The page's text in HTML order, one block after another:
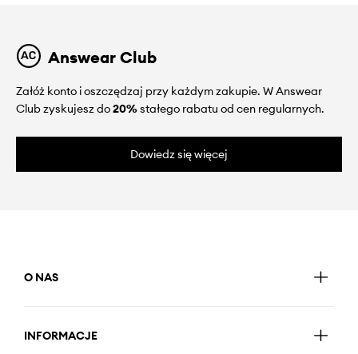
Answear Club
Załóż konto i oszczędzaj przy każdym zakupie. W Answear
Club zyskujesz do20%stałego rabatu od cen regularnych.
Dowiedz się więcej
O NAS
INFORMACJE